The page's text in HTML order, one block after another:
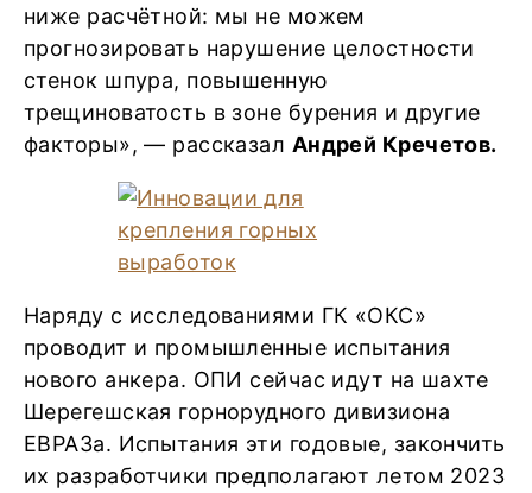
ниже расчётной: мы не можем
прогнозировать нарушение целостности
стенок шпура, повышенную
трещиноватость в зоне бурения и другие
факторы», — рассказал Андрей Кречетов.
Наряду с исследованиями ГК «ОКС»
проводит и промышленные испытания
нового анкера. ОПИ сейчас идут на шахте
Шерегешская горнорудного дивизиона
ЕВРАЗа. Испытания эти годовые, закончить
их разработчики предполагают летом 2023